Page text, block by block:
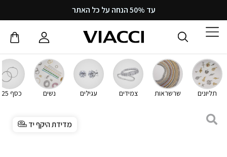
עד 50% הנחה על כל האתר
תליונים שרשראות צמידים עגילים נשים כסף 925
מדידת היקף יד